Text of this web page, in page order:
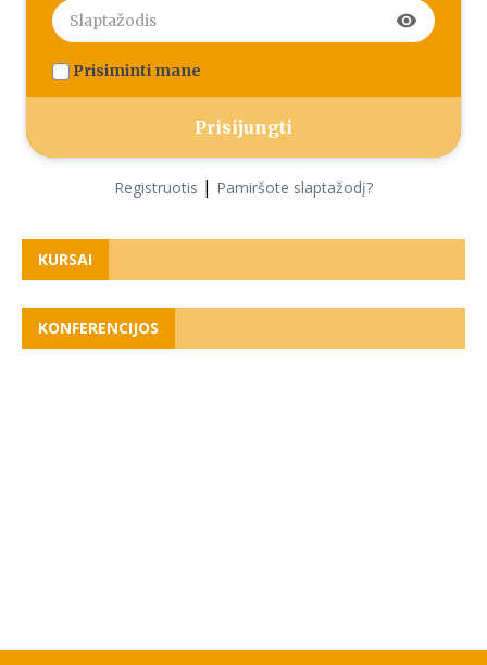
visibility
Prisiminti mane
Registruotis | Pamiršote slaptažodį?
KURSAI
KONFERENCIJOS